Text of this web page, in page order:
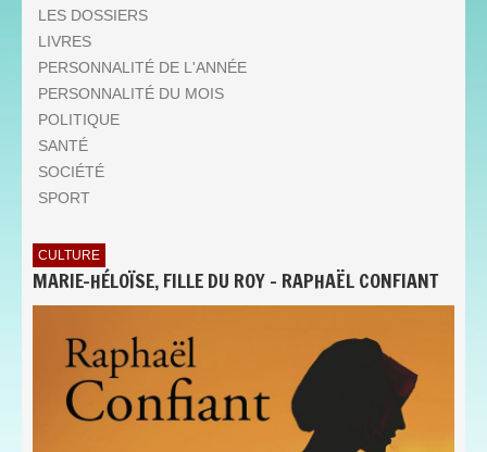
LES DOSSIERS
LIVRES
PERSONNALITÉ DE L'ANNÉE
PERSONNALITÉ DU MOIS
POLITIQUE
SANTÉ
SOCIÉTÉ
SPORT
CULTURE
MARIE-HÉLOÏSE, FILLE DU ROY - RAPHAËL CONFIANT